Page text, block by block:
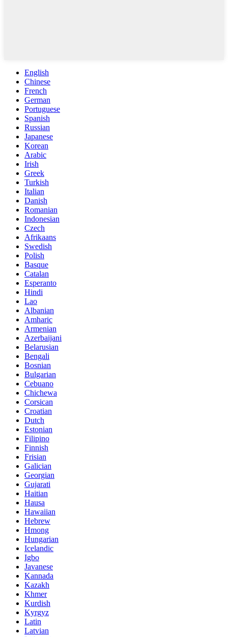
English
Chinese
French
German
Portuguese
Spanish
Russian
Japanese
Korean
Arabic
Irish
Greek
Turkish
Italian
Danish
Romanian
Indonesian
Czech
Afrikaans
Swedish
Polish
Basque
Catalan
Esperanto
Hindi
Lao
Albanian
Amharic
Armenian
Azerbaijani
Belarusian
Bengali
Bosnian
Bulgarian
Cebuano
Chichewa
Corsican
Croatian
Dutch
Estonian
Filipino
Finnish
Frisian
Galician
Georgian
Gujarati
Haitian
Hausa
Hawaiian
Hebrew
Hmong
Hungarian
Icelandic
Igbo
Javanese
Kannada
Kazakh
Khmer
Kurdish
Kyrgyz
Latin
Latvian